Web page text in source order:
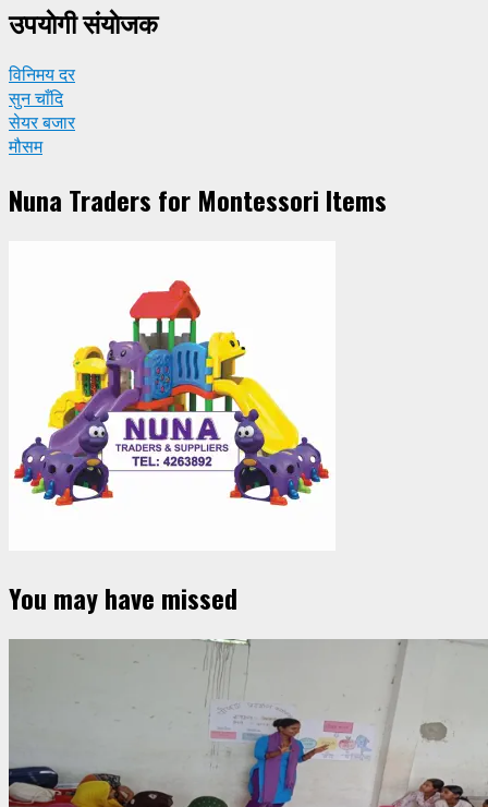
उपयाेगी संयाेजक
विनिमय दर
सुन चाँदि
सेयर बजार
मौसम
Nuna Traders for Montessori Items
You may have missed